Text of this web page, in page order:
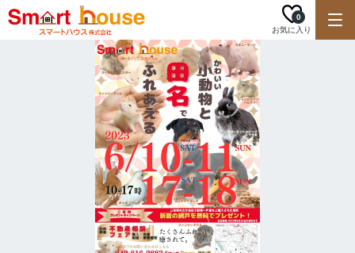
お気に入り
0